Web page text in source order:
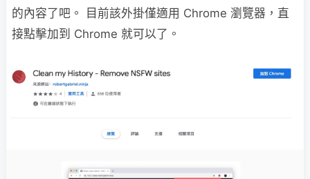
的內容了吧。 目前該外掛僅適用 Chrome 瀏覽器，直
接點擊加到 Chrome 就可以了。